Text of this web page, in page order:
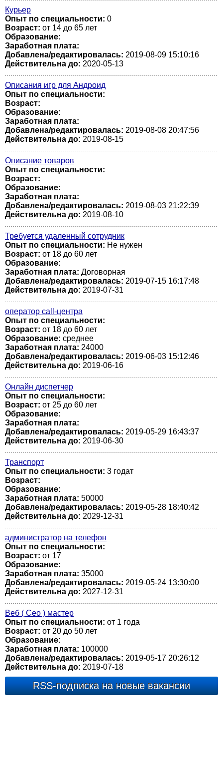
Курьер
Опыт по специальности: 0
Возраст: от 14 до 65 лет
Образование:
Заработная плата:
Добавлена/редактировалась: 2019-08-09 15:10:16
Действительна до: 2020-05-13
Описания игр для Андроид
Опыт по специальности:
Возраст:
Образование:
Заработная плата:
Добавлена/редактировалась: 2019-08-08 20:47:56
Действительна до: 2019-08-15
Описание товаров
Опыт по специальности:
Возраст:
Образование:
Заработная плата:
Добавлена/редактировалась: 2019-08-03 21:22:39
Действительна до: 2019-08-10
Требуется удаленный сотрудник
Опыт по специальности: Не нужен
Возраст: от 18 до 60 лет
Образование:
Заработная плата: Договорная
Добавлена/редактировалась: 2019-07-15 16:17:48
Действительна до: 2019-07-31
оператор call-центра
Опыт по специальности:
Возраст: от 18 до 60 лет
Образование: среднее
Заработная плата: 24000
Добавлена/редактировалась: 2019-06-03 15:12:46
Действительна до: 2019-06-16
Онлайн диспетчер
Опыт по специальности:
Возраст: от 25 до 60 лет
Образование:
Заработная плата:
Добавлена/редактировалась: 2019-05-29 16:43:37
Действительна до: 2019-06-30
Транспорт
Опыт по специальности: 3 годат
Возраст:
Образование:
Заработная плата: 50000
Добавлена/редактировалась: 2019-05-28 18:40:42
Действительна до: 2029-12-31
администратор на телефон
Опыт по специальности:
Возраст: от 17
Образование:
Заработная плата: 35000
Добавлена/редактировалась: 2019-05-24 13:30:00
Действительна до: 2027-12-31
Веб ( Сео ) мастер
Опыт по специальности: от 1 года
Возраст: от 20 до 50 лет
Образование:
Заработная плата: 100000
Добавлена/редактировалась: 2019-05-17 20:26:12
Действительна до: 2019-07-18
RSS-подписка на новые вакансии